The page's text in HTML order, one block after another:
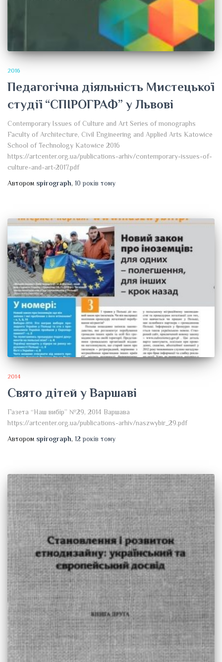
2016
Педагогічна діяльність Мистецької
студії “СПІРОГРАФ” у Львові
Contemporary Issues of Culture and Art Series of monographs
Faculty of Architecture, Civil Engineering and Applied Arts Katowice
School of Technology Katowice 2016
https://artcenter.org.ua/publications-arhiv/contemporary-issues-of-
culture-and-art-2017.pdf
Автором spirograph, 10 років тому
2014
Свято дітей у Варшаві
Газета “Наш вибір” №29, 2014 Варшава
https://artcenter.org.ua/publications-arhiv/naszwybir_29.pdf
Автором spirograph, 12 років тому